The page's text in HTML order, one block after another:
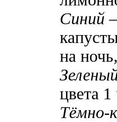
Синий
на
цвета
Тёмно-